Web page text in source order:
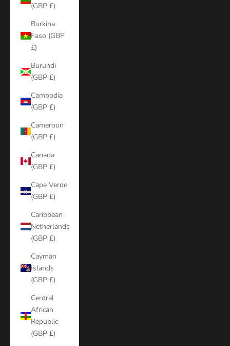
(GBP £)
Burkina
Faso (GBP
£)
Burundi
(GBP £)
Cambodia
(GBP £)
Cameroon
(GBP £)
Canada
(GBP £)
Cape Verde
(GBP £)
Caribbean
Netherlands
(GBP £)
Cayman
Islands
(GBP £)
Central
African
Republic
(GBP £)